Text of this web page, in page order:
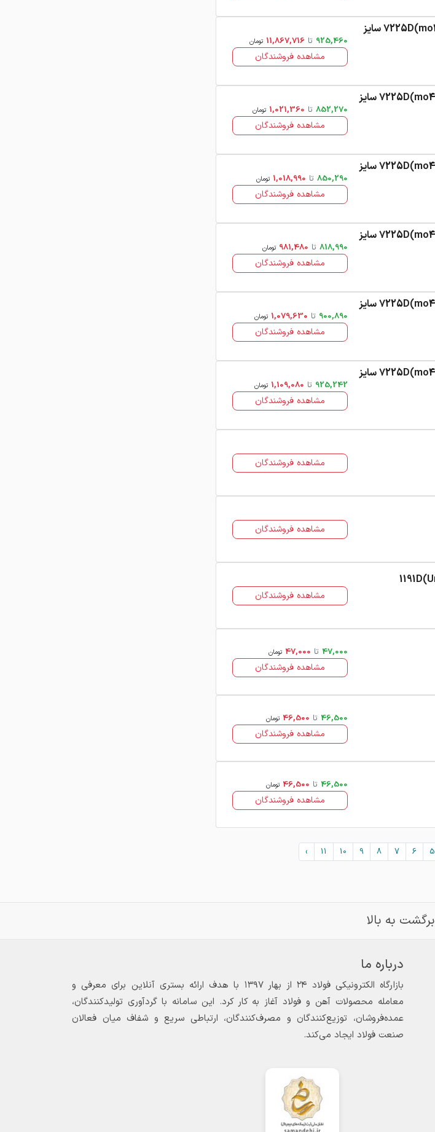
میلگرد آلیاژی 7225D(mo40)(Annealed) سایز
925,460 تا 11,867,716 تومان
مشاهده فروشندگان
میلگرد آلیاژی 7225D(mo40)(Untreated) سایز
852,270 تا 1,021,360 تومان
مشاهده فروشندگان
میلگرد آلیاژی 7225D(mo40)(Untreated) سایز
850,290 تا 1,018,990 تومان
مشاهده فروشندگان
میلگرد آلیاژی 7225D(mo40)(Untreated) سایز
818,990 تا 981,480 تومان
مشاهده فروشندگان
میلگرد آلیاژی 7225D(mo40)(Untreated) سایز
900,890 تا 1,079,630 تومان
مشاهده فروشندگان
میلگرد آلیاژی 7225D(mo40)(Untreated) سایز
925,242 تا 1,109,080 تومان
مشاهده فروشندگان
مشاهده فروشندگان
مشاهده فروشندگان
مشاهده فروشندگان
47,000 تا 47,000 تومان
مشاهده فروشندگان
46,500 تا 46,500 تومان
مشاهده فروشندگان
46,500 تا 46,500 تومان
مشاهده فروشندگان
5
6
7
8
9
10
11
›
برگشت به بالا
درباره ما
بازارگاه الکترونیکی فولاد ۲۴ از بهار ۱۳۹۷ با هدف ارائه بستری آنلاین برای معرفی و
معامله محصولات آهن و فولاد آغاز به کار کرد. این سامانه با گردآوری تولیدکنندگان،
عمده‌فروشان، توزیع‌کنندگان و مصرف‌کنندگان، ارتباطی سریع و شفاف میان فعالان
صنعت فولاد ایجاد می‌کند.